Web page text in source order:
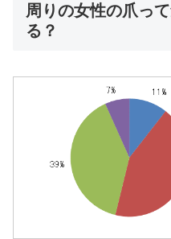
周りの女性の爪っ
る？